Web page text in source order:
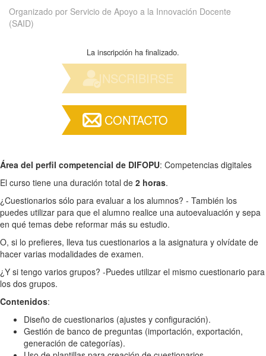
Organizado por Servicio de Apoyo a la Innovación Docente
(SAID)
La inscripción ha finalizado.
INSCRIBIRSE
CONTACTO
Área del perfil competencial de DIFOPU: Competencias digitales
El curso tiene una duración total de 2 horas.
¿Cuestionarios sólo para evaluar a los alumnos? - También los
puedes utilizar para que el alumno realice una autoevaluación y sepa
en qué temas debe reformar más su estudio.
O, si lo prefieres, lleva tus cuestionarios a la asignatura y olvídate de
hacer varias modalidades de examen.
¿Y si tengo varios grupos? -Puedes utilizar el mismo cuestionario para
los dos grupos.
Contenidos:
Diseño de cuestionarios (ajustes y configuración).
Gestión de banco de preguntas (importación, exportación,
generación de categorías).